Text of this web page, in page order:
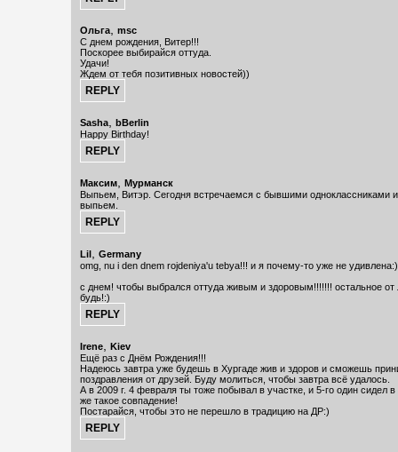
Ольга, msc
С днем рождения, Витер!!!
Поскорее выбирайся оттуда.
Удачи!
Ждем от тебя позитивных новостей))
Sasha, bBerlin
Happy Birthday!
Максим, Мурманск
Выпьем, Витэр. Сегодня встречаемся с бывшими одноклассниками и
выпьем.
Lil, Germany
omg, nu i den dnem rojdeniya'u tebya!!! и я почему-то уже не удивлена:)
с днем! чтобы выбрался оттуда живым и здоровым!!!!!!! остальное от
будь!:)
Irene, Kiev
Ещё раз с Днём Рождения!!!
Надеюсь завтра уже будешь в Хургаде жив и здоров и сможешь
поздравления от друзей. Буду молиться, чтобы завтра всё удалось.
А в 2009 г. 4 февраля ты тоже побывал в участке, и 5-го один сидел в
же такое совпадение!
Постарайся, чтобы это не перешло в традицию на ДР:)